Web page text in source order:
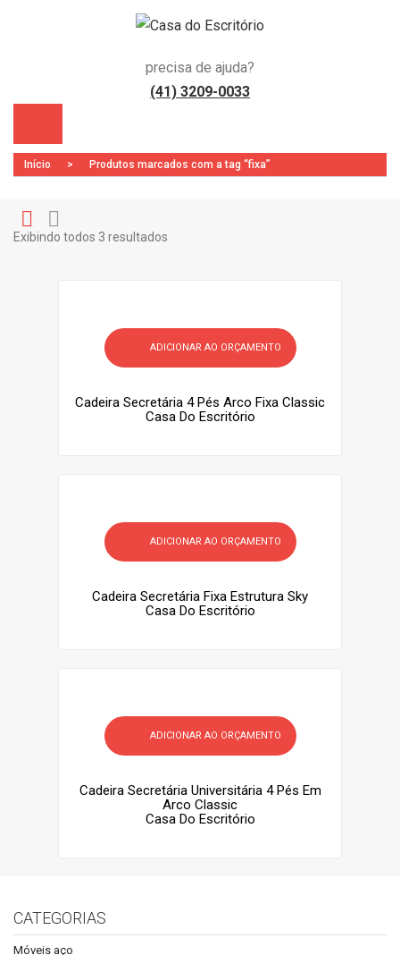
precisa de ajuda?
(41) 3209-0033
Início > Produtos marcados com a tag “fixa”
Exibindo todos 3 resultados
ADICIONAR AO ORÇAMENTO
Cadeira Secretária 4 Pés Arco Fixa Classic
Casa Do Escritório
ADICIONAR AO ORÇAMENTO
Cadeira Secretária Fixa Estrutura Sky
Casa Do Escritório
ADICIONAR AO ORÇAMENTO
Cadeira Secretária Universitária 4 Pés Em
Arco Classic
Casa Do Escritório
CATEGORIAS
Móveis aço